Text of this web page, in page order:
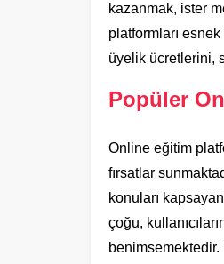
kazanmak, ister
platformları
üyelik ücretlerini,
Popüler
Online eğitim
fırsatlar
konuları
çoğu,